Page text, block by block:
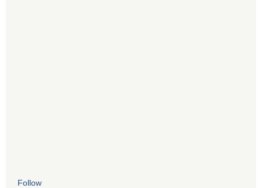
Follow